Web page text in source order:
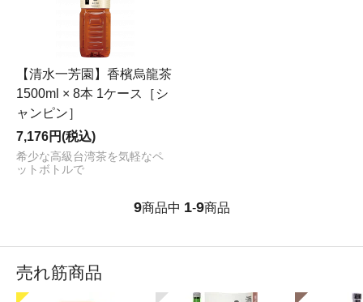
【清水一芳園】香檳烏龍茶
1500ml × 8本 1ケース［シ
ャンピン］
7,176円(税込)
希少な高級台湾茶を気軽なペ
ットボトルで
9商品中 1-9商品
売れ筋商品